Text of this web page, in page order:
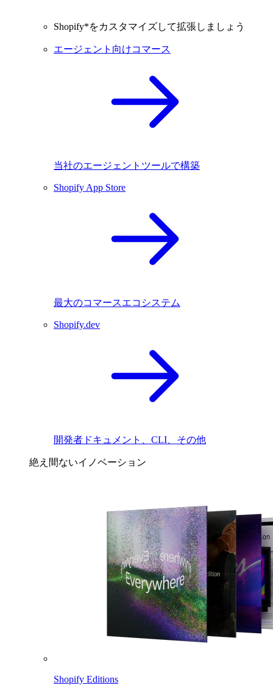
Shopify*をカスタマイズして拡張しましょう
エージェント向けコマース
当社のエージェントツールで構築
Shopify App Store
最大のコマースエコシステム
Shopify.dev
開発者ドキュメント、CLI、その他
絶え間ないイノベーション
Shopify Editions